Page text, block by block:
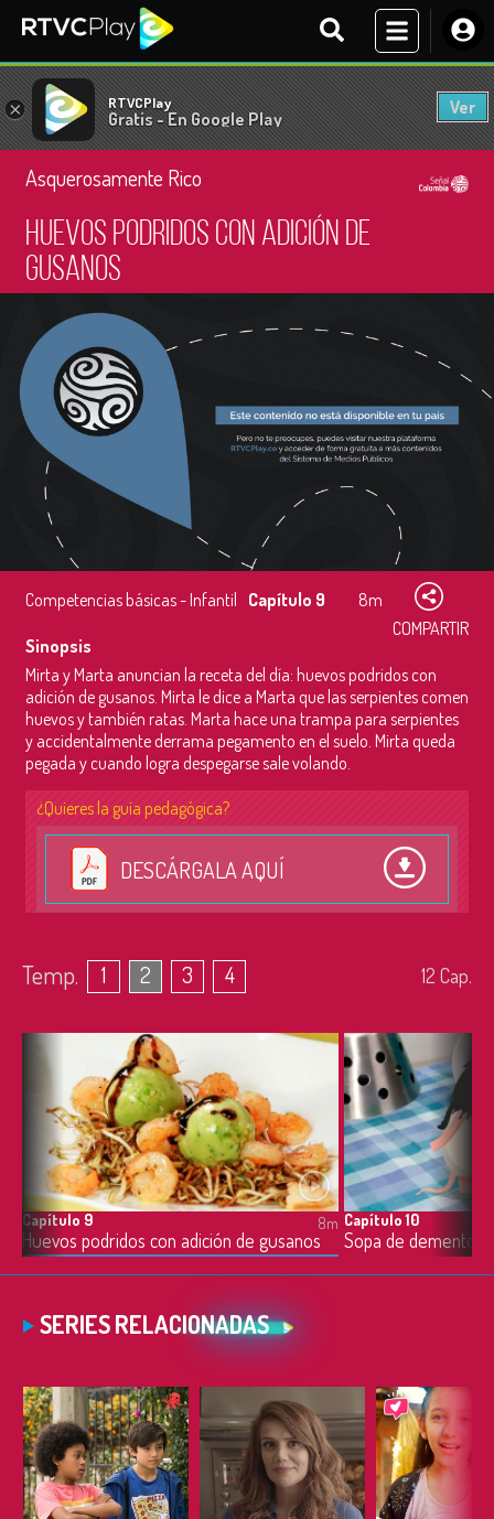
× RTVCPlay
Gratis - En Google Play
Ver
Asquerosamente Rico
Huevos podridos con adición de
gusanos
Competencias básicas - Infantil Capítulo 9
8m
COMPARTIR
Sinopsis
Mirta y Marta anuncian la receta del día: huevos podridos con
adición de gusanos. Mirta le dice a Marta que las serpientes comen
huevos y también ratas. Marta hace una trampa para serpientes
y accidentalmente derrama pegamento en el suelo. Mirta queda
pegada y cuando logra despegarse sale volando.
¿Quieres la guía pedagógica?
DESCÁRGALA AQUÍ
Temp. 1 2 3 4 12 Cap.
Capítulo 9
Huevos podridos con adición de gusanos
8m Capítulo 10
Sopa de
SERIES RELACIONADAS